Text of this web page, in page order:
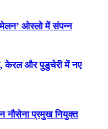
2026
2026
ओस्लो में संपन्न
केरल और पुडुचेरी में नए
नौसेना प्रमुख नियुक्त